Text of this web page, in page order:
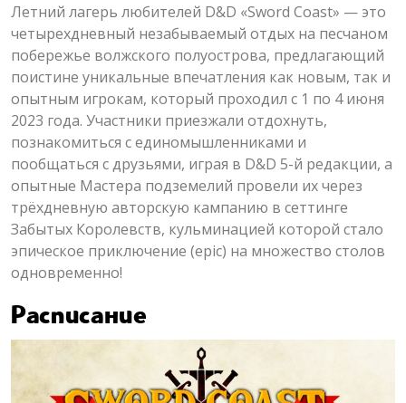
Летний лагерь любителей D&D «Sword Coast» — это
четырехдневный незабываемый отдых на песчаном
побережье волжского полуострова, предлагающий
поистине уникальные впечатления как новым, так и
опытным игрокам, который проходил с 1 по 4 июня
2023 года. Участники приезжали отдохнуть,
познакомиться с единомышленниками и
пообщаться с друзьями, играя в D&D 5-й редакции, а
опытные Мастера подземелий провели их через
трёхдневную авторскую кампанию в сеттинге
Забытых Королевств, кульминацией которой стало
эпическое приключение (epic) на множество столов
одновременно!
Расписание